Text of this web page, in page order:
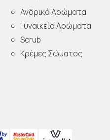
Ανδρικά Αρώματα
Γυναικεία Αρώματα
Scrub
Κρέμες Σώματος